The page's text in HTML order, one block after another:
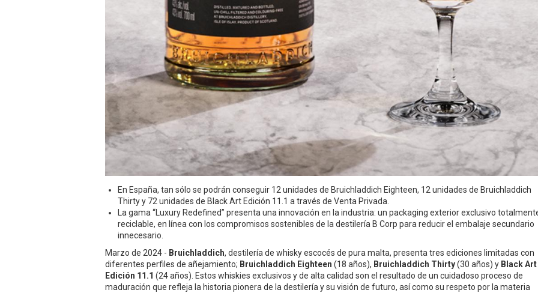
En España, tan sólo se podrán conseguir 12 unidades de Bruichladdich Eighteen, 12 unidades de Bruichladdich
Thirty y 72 unidades de Black Art Edición 11.1 a través de Venta Privada.
La gama “Luxury Redefined” presenta una innovación en la industria: un packaging exterior exclusivo
reciclable, en línea con los compromisos sostenibles de la destilería B Corp para reducir el embalaje secundario
innecesario.
Marzo de 2024 - Bruichladdich, destilería de whisky escocés de pura malta, presenta tres ediciones limitadas con
diferentes perfiles de añejamiento; Bruichladdich Eighteen (18 años), Bruichladdich Thirty(30 años) y Black Art
Edición 11.1 (24 años). Estos whiskies exclusivos y de alta calidad son el resultado de un cuidadoso proceso de
maduración que refleja la historia pionera de la destilería y su visión de futuro, así como su respeto por la materia